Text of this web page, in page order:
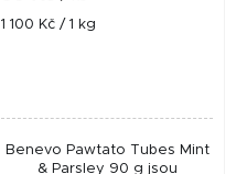
Měrná
1 100 Kč / 1 kg
Benevo Pawtato Tubes Mint
& Parsley 90 g jsou